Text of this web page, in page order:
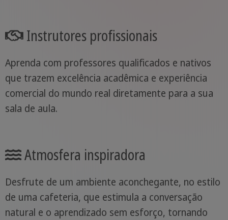
Instrutores profissionais
Aprenda com professores qualificados e nativos
que trazem excelência acadêmica e experiência
comercial do mundo real diretamente para a sua
sala de aula.
Atmosfera inspiradora
Desfrute de um ambiente aconchegante, no estilo
de uma cafeteria, que estimula a conversação
natural e o aprendizado sem esforço, tornando